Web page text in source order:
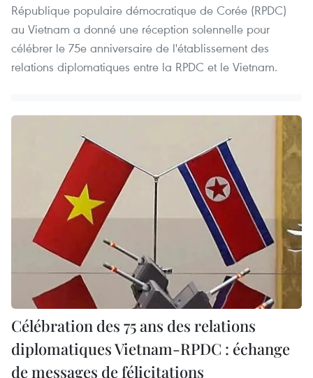
République populaire démocratique de Corée (RPDC)
au Vietnam a donné une réception solennelle pour
célébrer le 75e anniversaire de l'établissement des
relations diplomatiques entre la RPDC et le Vietnam.
Célébration des 75 ans des relations
diplomatiques Vietnam-RPDC : échange
de messages de félicitations